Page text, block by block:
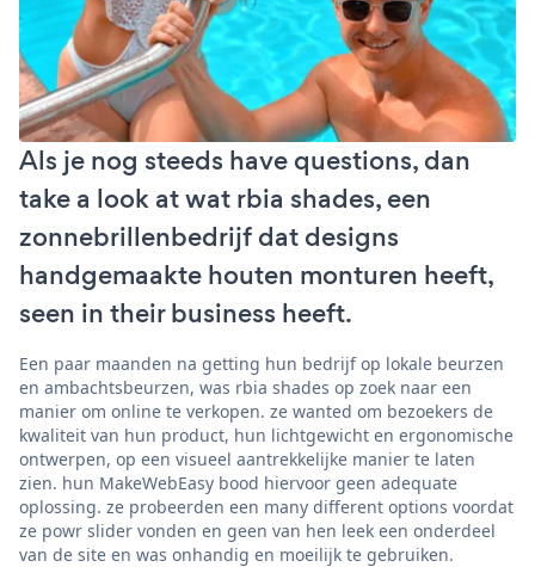
Als je nog steeds have questions, dan
take a look at wat rbia shades, een
zonnebrillenbedrijf dat designs
handgemaakte houten monturen heeft,
seen in their business heeft.
Een paar maanden na getting hun bedrijf op lokale beurzen
en ambachtsbeurzen, was rbia shades op zoek naar een
manier om online te verkopen. ze wanted om bezoekers de
kwaliteit van hun product, hun lichtgewicht en ergonomische
ontwerpen, op een visueel aantrekkelijke manier te laten
zien. hun MakeWebEasy bood hiervoor geen adequate
oplossing. ze probeerden een many different options voordat
ze powr slider vonden en geen van hen leek een onderdeel
van de site en was onhandig en moeilijk te gebruiken.